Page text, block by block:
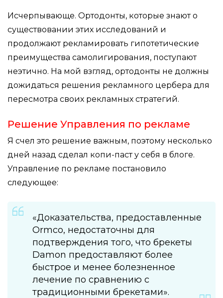
Исчерпывающе. Ортодонты, которые знают о
существовании этих исследований и
продолжают рекламировать гипотетические
преимущества самолигирования, поступают
неэтично. На мой взгляд, ортодонты не должны
дожидаться решения рекламного цербера для
пересмотра своих рекламных стратегий.
Решение Управления по рекламе
Я счел это решение важным, поэтому несколько
дней назад сделал копи-паст у себя в блоге.
Управление по рекламе постановило
следующее:
«Доказательства, предоставленные
Ormco, недостаточны для
подтверждения того, что брекеты
Damon предоставляют более
быстрое и менее болезненное
лечение по сравнению с
традиционными брекетами».